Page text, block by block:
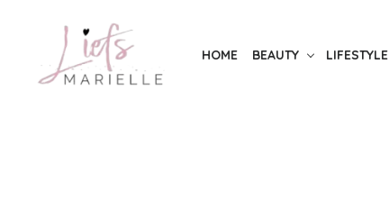
content
HOME BEAUTY LIFESTYLE